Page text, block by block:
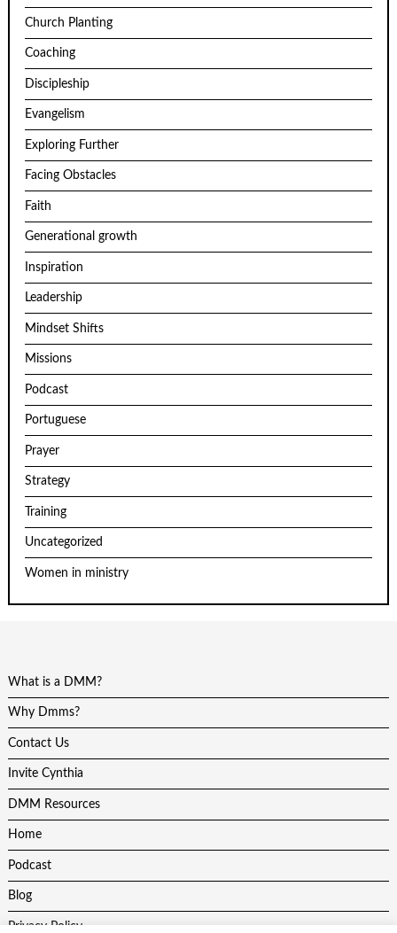
Church Planting
Coaching
Discipleship
Evangelism
Exploring Further
Facing Obstacles
Faith
Generational growth
Inspiration
Leadership
Mindset Shifts
Missions
Podcast
Portuguese
Prayer
Strategy
Training
Uncategorized
Women in ministry
What is a DMM?
Why Dmms?
Contact Us
Invite Cynthia
DMM Resources
Home
Podcast
Blog
Privacy Policy